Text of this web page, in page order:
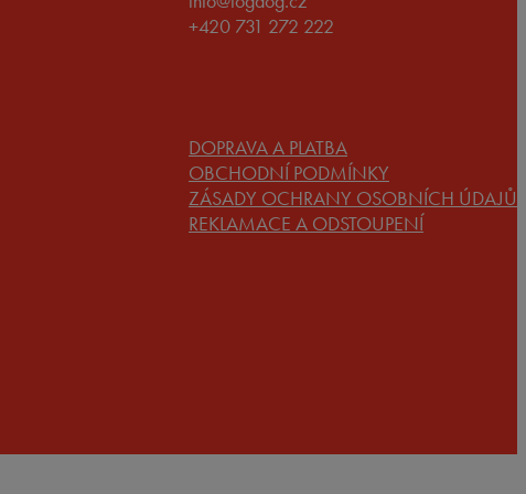
+420 731 272 222
DOPRAVA A PLATBA
OBCHODNÍ PODMÍNKY
ZÁSADY OCHRANY OSOBNÍCH ÚDAJŮ
REKLAMACE A ODSTOUPENÍ